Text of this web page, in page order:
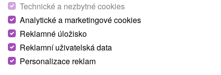
Technické a nezbytné cookies
Analytické a marketingové cookies
Reklamné úložisko
Reklamní uživatelská data
Personalizace reklam